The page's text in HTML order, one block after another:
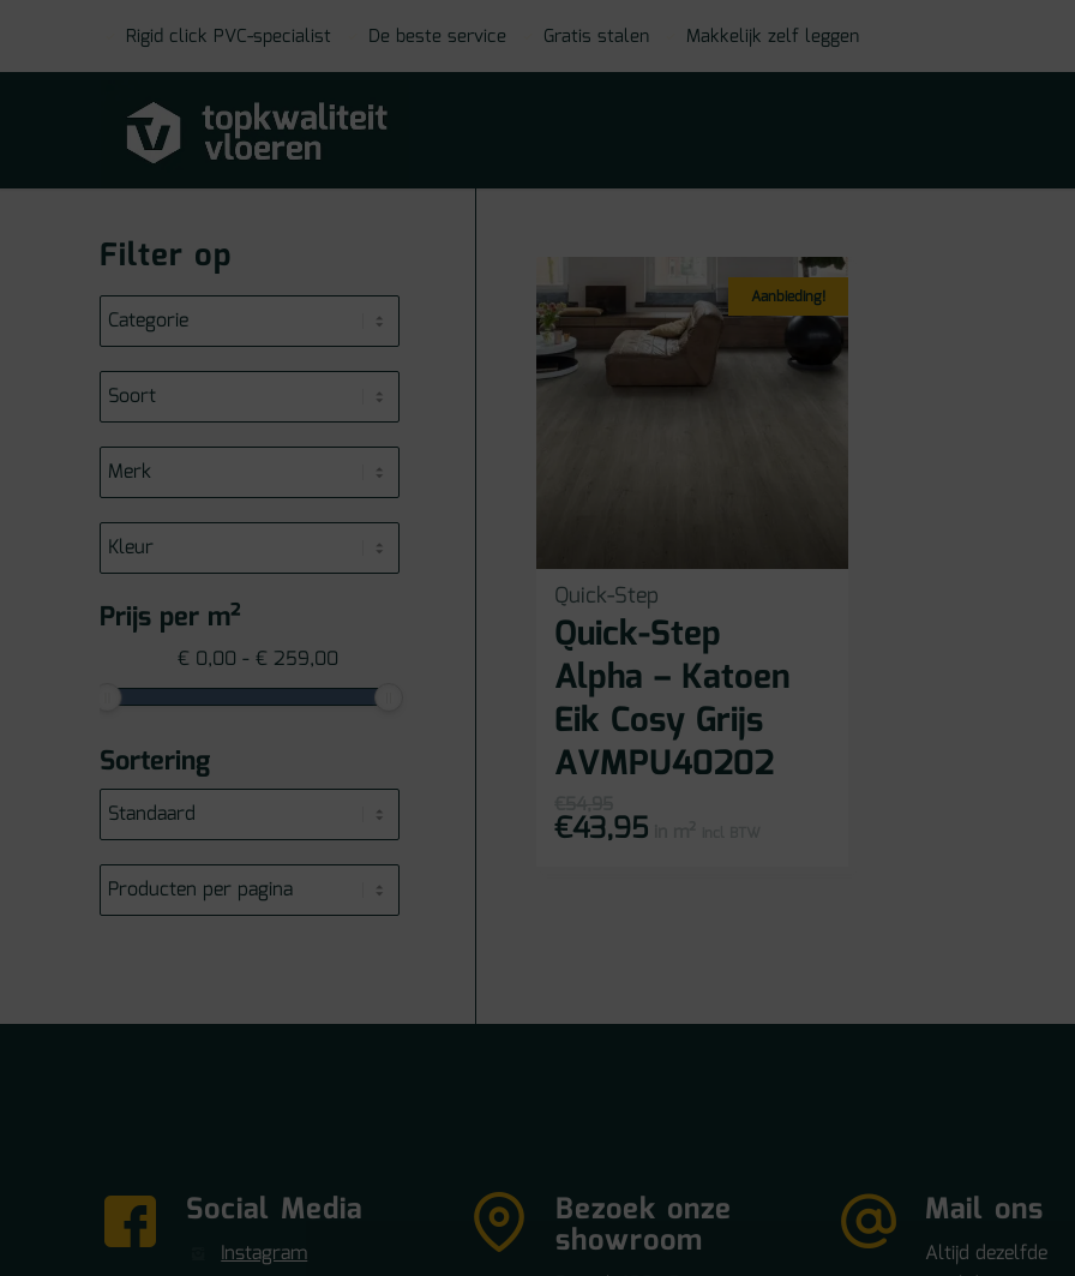
Rigid click PVC-specialist De beste service Gratis stalen Makkelijk zelf leggen
Aanbieding!
Quick-Step
Quick-Step
Alpha – Katoen
Eik Cosy Grijs
AVMPU40202
Oorspronkelijke
prijs
was:
€43,95Huidige
prijs
Filter op
Prijs per m²
€ 0,00 - € 259,00
Sortering
Social Media
Instagram
Bezoek onze
showroom
Mail ons
Altijd dezelfde